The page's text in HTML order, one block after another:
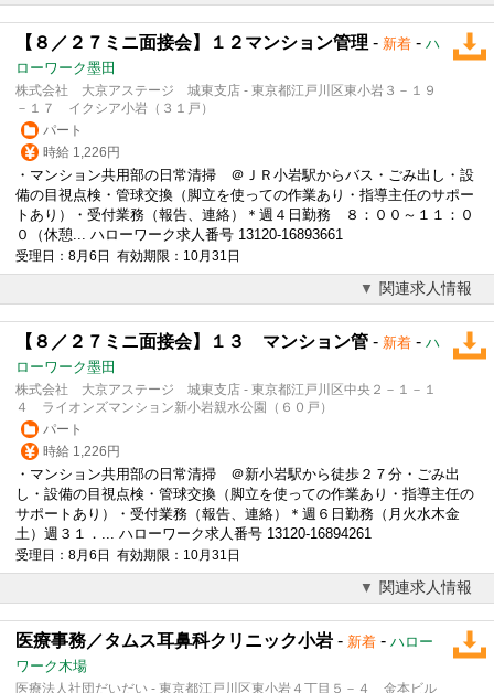
【８／２７ミニ面接会】１２マンション管理 - 新着 - ハ
ローワーク墨田
株式会社 大京アステージ 城東支店 - 東京都江戸川区東小岩３－１９
－１７ イクシア小岩（３１戸）
パート
時給 1,226円
・マンション共用部の日常清掃 ＠ＪＲ小岩駅からバス・ごみ出し・設
備の目視点検・管球交換（脚立を使っての作業あり・指導主任のサポー
トあり）・ 受付業務（報告、連絡）＊週４日勤務 ８：００～１１：０
０（休憩... ハローワーク求人番号 13120-16893661
受理日：8月6日 有効期限：10月31日
関連求人情報
【８／２７ミニ面接会】１３ マンション管 - 新着 - ハ
ローワーク墨田
株式会社 大京アステージ 城東支店 - 東京都江戸川区中央２－１－１
４ ライオンズマンション新小岩親水公園（６０戸）
パート
時給 1,226円
・マンション共用部の日常清掃 ＠新小岩駅から徒歩２７分・ごみ出
し・設備の目視点検・管球交換（脚立を使っての作業あり・指導主任の
サポートあり）・ 受付業務（報告、連絡）＊週６日勤務（月火水木金
土）週３１．... ハローワーク求人番号 13120-16894261
受理日：8月6日 有効期限：10月31日
関連求人情報
医療事務／タムス耳鼻科クリニック小岩 - 新着 - ハロー
ワーク木場
医療法人社団だいだい - 東京都江戸川区東小岩４丁目５－４ 金本ビル